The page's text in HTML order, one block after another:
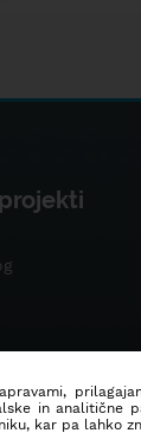
in
kar pa lahko